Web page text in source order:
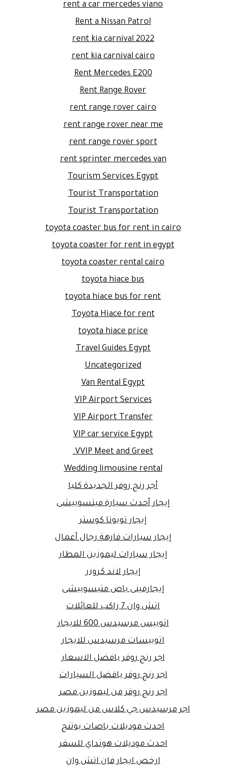
rent a car mercedes viano
Rent a Nissan Patrol
rent kia carnival 2022
rent kia carnival cairo
Rent Mercedes E200
Rent Range Rover
rent range rover cairo
rent range rover near me
rent range rover sport
rent sprinter mercedes van
Tourism Services Egypt
Tourist Transportation
Tourist Transportation
toyota coaster bus for rent in cairo
toyota coaster for rent in egypt
toyota coaster rental cairo
toyota hiace bus
toyota hiace bus for rent
Toyota Hiace for rent
toyota hiace price
Travel Guides Egypt
Uncategorized
Van Rental Egypt
VIP Airport Services
VIP Airport Transfer
VIP car service Egypt
VVIP Meet and Greet.
Wedding limousine rental
أجر رنج روفر الجديدة كليا
إيجار أحدث سيارة ميتسوبيشى
إيجار تويوتا كوستر
إيجار سيارات فارهة رجال أعمال
إيجار سيارات ليموزين المطار
إيجار لاند كروزر
إيجارمينى باص متيسوبيشى
اتش وان 7 راكب للعائلات
اتوبيس مرسيدس 600 للايجار
اتوبيسات مرسيدس للايجار
اجر رنج روفر بافضل الاسعار
اجر رنج روفر بافضل السيارات
اجر رنج روفر من ليموزين مصر
اجر مرسيدس جي كلاس من ليموزين مصر
احدث موديلات باصات يوتنج
احدث موديلات هونداي للسفر
ارخص ايجار فان اتش وان